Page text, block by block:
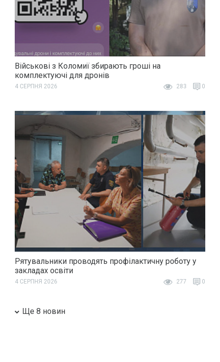
Військові з Коломиї збирають гроші на
комплектуючі для дронів
4 СЕРПНЯ 2026 283 0
Рятувальники проводять профілактичну роботу у
закладах освіти
4 СЕРПНЯ 2026 277 0
Ще 8 новин